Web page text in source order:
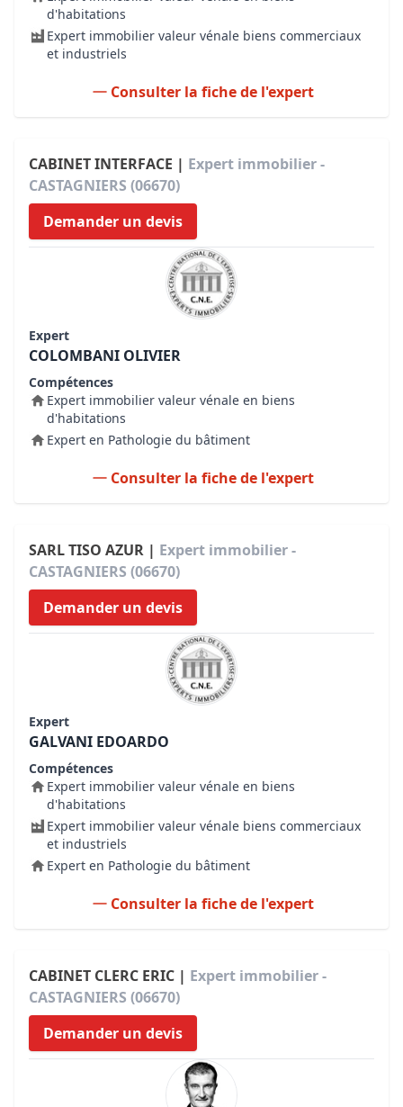
d'habitations
Expert immobilier valeur vénale biens commerciaux
et industriels
Consulter la fiche de l'expert
CABINET INTERFACE | Expert immobilier -
CASTAGNIERS (06670)
Demander un devis
Expert
COLOMBANI OLIVIER
Compétences
Expert immobilier valeur vénale en biens
d'habitations
Expert en Pathologie du bâtiment
Consulter la fiche de l'expert
SARL TISO AZUR | Expert immobilier -
CASTAGNIERS (06670)
Demander un devis
Expert
GALVANI EDOARDO
Compétences
Expert immobilier valeur vénale en biens
d'habitations
Expert immobilier valeur vénale biens commerciaux
et industriels
Expert en Pathologie du bâtiment
Consulter la fiche de l'expert
CABINET CLERC ERIC | Expert immobilier -
CASTAGNIERS (06670)
Demander un devis